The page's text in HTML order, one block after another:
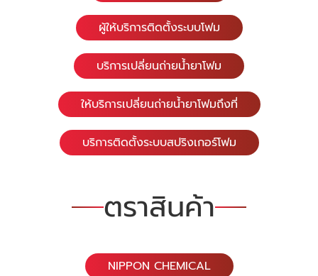
ผู้ให้บริการติดตั้งระบบโฟม
บริการเปลี่ยนถ่ายน้ำยาโฟม
ให้บริการเปลี่ยนถ่ายน้ำยาโฟมถึงที่
บริการติดตั้งระบบสปริงเกอร์โฟม
ตราสินค้า
NIPPON CHEMICAL